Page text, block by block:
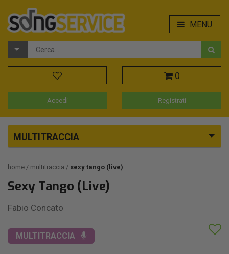
MENU
0
Accedi Registrati
MULTITRACCIA
home multitraccia sexy tango (live)
Sexy Tango (Live)
Fabio Concato
MULTITRACCIA